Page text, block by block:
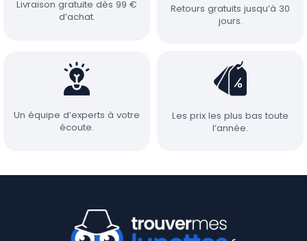
Livraison gratuite dès 99 €
d’achat.
Retours gratuits jusqu’à 30
jours.
Un équipe d’experts à votre
écoute.
Les prix les plus bas toute
l’année.